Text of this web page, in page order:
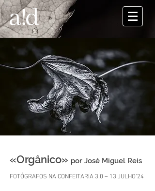
«Orgânico» por José Miguel Reis
FOTÓGRAFOS NA CONFEITARIA 3.0 – 13 JULHO'24